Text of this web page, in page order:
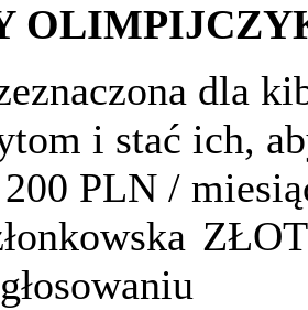
dla
i stać ich,
PLN /